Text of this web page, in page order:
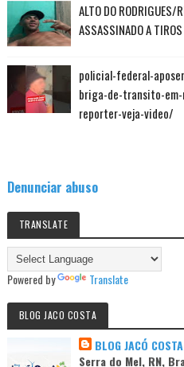
ALTO DO RODRIGUES/
ASSASSINADO A
policial-federal-
briga-de-transito-
reporter-veja-video/
Denunciar abuso
TRANSLATE
Powered by Translate
BLOG JACO COSTA
BLOG JACÓ COSTA
Serra do Mel, RN,